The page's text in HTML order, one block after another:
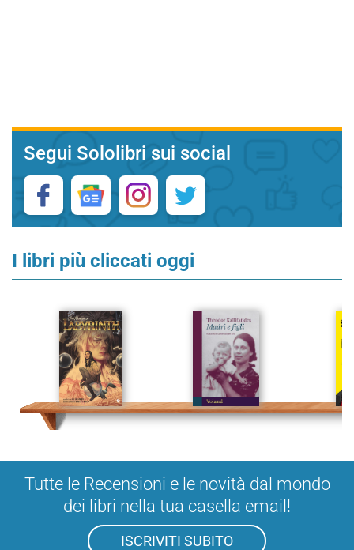
Segui Sololibri sui social
I libri più cliccati oggi
Tutte le Recensioni e le novità dal mondo
dei libri nella tua casella email!
ISCRIVITI SUBITO